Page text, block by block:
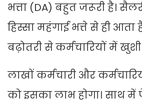
भत्ता (DA) बहुत जरूरी है।
हिस्सा महंगाई भत्ते से ही आता
बढ़ोतरी से कर्मचारियों में
लाखों कर्मचारी और
को इसका लाभ होगा। साथ में